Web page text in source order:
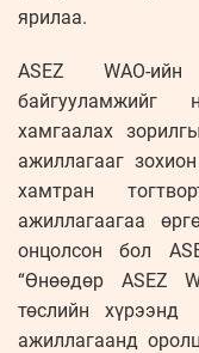
ярилаа.
ASEZ WAO-
байгууламжийг
хамгаалах
ажиллагааг
хамтран
ажиллагаагаа
онцолсон бол
“Өнөөдөр ASEZ
төслийн
ажиллагаанд